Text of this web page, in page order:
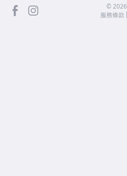
facebook ©2026
服務條款